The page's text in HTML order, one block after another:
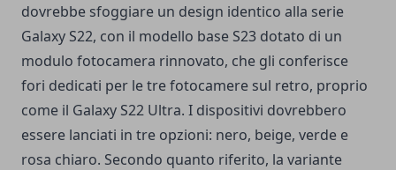
dovrebbe sfoggiare un design identico alla serie
Galaxy S22, con il modello base S23 dotato di un
modulo fotocamera rinnovato, che gli conferisce
fori dedicati per le tre fotocamere sul retro, proprio
come il Galaxy S22 Ultra. I dispositivi dovrebbero
essere lanciati in tre opzioni: nero, beige, verde e
rosa chiaro. Secondo quanto riferito, la variante